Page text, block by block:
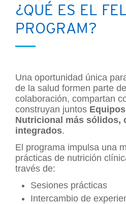
¿QUÉ ES EL
PROGRAM?
Una oportunidad única
de la salud formen parte
colaboración, compartan
construyan juntos
Nutricional más sólidos,
integrados.
El programa impulsa una
prácticas de nutrición
través de:
Sesiones prácticas
Intercambio de